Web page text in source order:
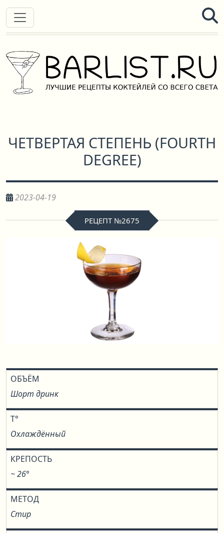
ЧЕТВЕРТАЯ СТЕПЕНЬ (FOURTH
DEGREE)
2023-04-19
РЕЦЕПТ №2675
ОБЪЁМ
Шорт дринк
T°
Охлаждённый
КРЕПОСТЬ
~ 26°
МЕТОД
Стир